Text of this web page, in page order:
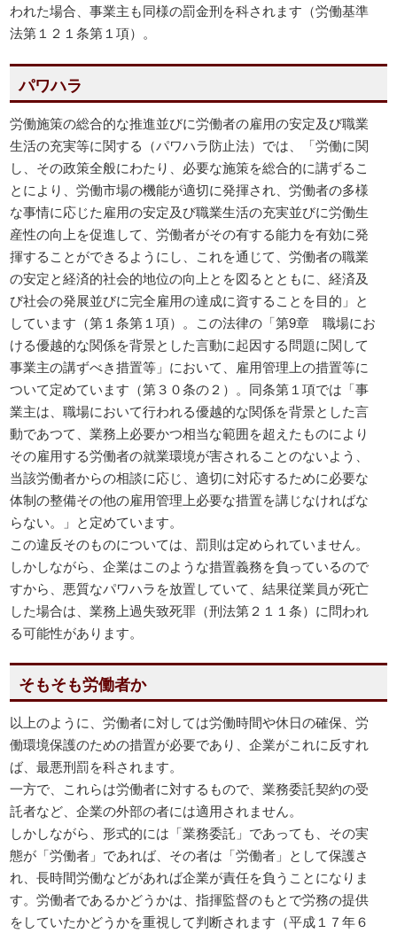
われた場合、事業主も同様の罰金刑を科されます（労働基準
法第１２１条第１項）。
パワハラ
労働施策の総合的な推進並びに労働者の雇用の安定及び職業
生活の充実等に関する（パワハラ防止法）では、「労働に関
し、その政策全般にわたり、必要な施策を総合的に講ずるこ
とにより、労働市場の機能が適切に発揮され、労働者の多様
な事情に応じた雇用の安定及び職業生活の充実並びに労働生
産性の向上を促進して、労働者がその有する能力を有効に発
揮することができるようにし、これを通じて、労働者の職業
の安定と経済的社会的地位の向上とを図るとともに、経済及
び社会の発展並びに完全雇用の達成に資することを目的」と
しています（第１条第１項）。この法律の「第9章 職場にお
ける優越的な関係を背景とした言動に起因する問題に関して
事業主の講ずべき措置等」において、雇用管理上の措置等に
ついて定めています（第３０条の２）。同条第１項では「事
業主は、職場において行われる優越的な関係を背景とした言
動であつて、業務上必要かつ相当な範囲を超えたものにより
その雇用する労働者の就業環境が害されることのないよう、
当該労働者からの相談に応じ、適切に対応するために必要な
体制の整備その他の雇用管理上必要な措置を講じなければな
らない。」と定めています。
この違反そのものについては、罰則は定められていません。
しかしながら、企業はこのような措置義務を負っているので
すから、悪質なパワハラを放置していて、結果従業員が死亡
した場合は、業務上過失致死罪（刑法第２１１条）に問われ
る可能性があります。
そもそも労働者か
以上のように、労働者に対しては労働時間や休日の確保、労
働環境保護のための措置が必要であり、企業がこれに反すれ
ば、最悪刑罰を科されます。
一方で、これらは労働者に対するもので、業務委託契約の受
託者など、企業の外部の者には適用されません。
しかしながら、形式的には「業務委託」であっても、その実
態が「労働者」であれば、その者は「労働者」として保護さ
れ、長時間労働などがあれば企業が責任を負うことになりま
す。労働者であるかどうかは、指揮監督のもとで労務の提供
をしていたかどうかを重視して判断されます（平成１７年６